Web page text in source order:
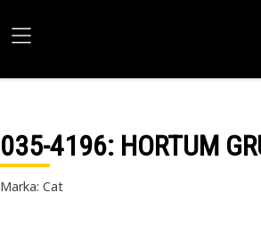
035-4196: HORTUM
Marka: Cat